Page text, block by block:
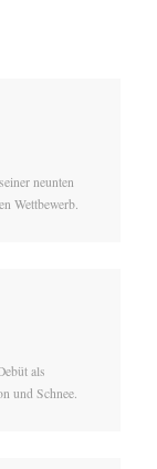
neunten
Wettbewerb.
als
und Schnee.